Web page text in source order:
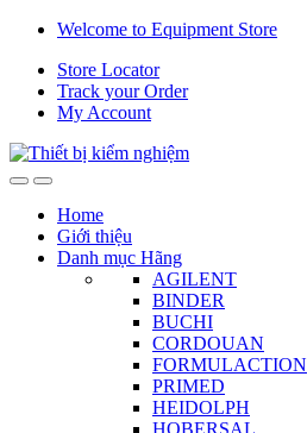
Skip
navigation
Skip
content
Welcome to Equipment Store
Store Locator
Track your Order
My Account
Home
Giới thiệu
Danh mục Hãng
AGILENT
BINDER
BUCHI
CORDOUAN
FORMULACTION
PRIMED
HEIDOLPH
HOBERSAL